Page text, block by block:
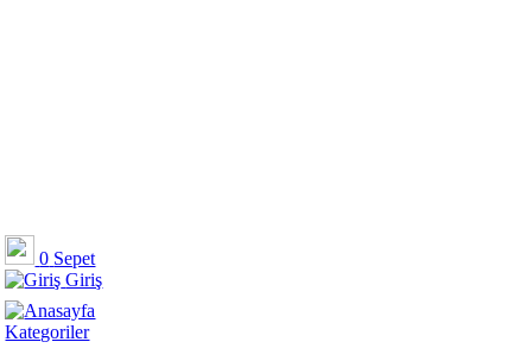
0 Sepet
Giriş
Kategoriler